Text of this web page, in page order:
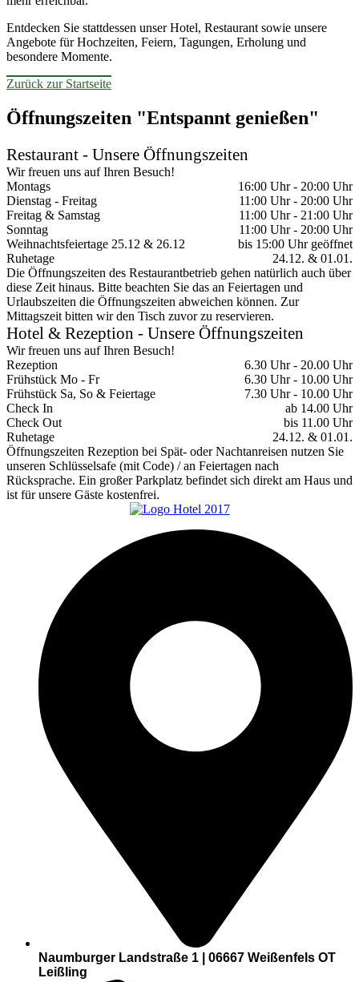
Entdecken Sie stattdessen unser Hotel, Restaurant sowie unsere
Angebote für Hochzeiten, Feiern, Tagungen, Erholung und
besondere Momente.
Zurück zur Startseite
Öffnungszeiten "Entspannt genießen"
Restaurant - Unsere Öffnungszeiten
Wir freuen uns auf Ihren Besuch!
Montags
16:00 Uhr - 20:00 Uhr
Dienstag - Freitag
11:00 Uhr - 20:00 Uhr
Freitag & Samstag
11:00 Uhr - 21:00 Uhr
Sonntag
11:00 Uhr - 20:00 Uhr
Weihnachtsfeiertage 25.12 & 26.12
bis 15:00 Uhr geöffnet
Ruhetage
24.12. & 01.01.
Die Öffnungszeiten des Restaurantbetrieb gehen natürlich auch über
diese Zeit hinaus. Bitte beachten Sie das an Feiertagen und
Urlaubszeiten die Öffnungszeiten abweichen können. Zur
Mittagszeit bitten wir den Tisch zuvor zu reservieren.
Hotel & Rezeption - Unsere Öffnungszeiten
Wir freuen uns auf Ihren Besuch!
Rezeption
6.30 Uhr - 20.00 Uhr
Frühstück Mo - Fr
6.30 Uhr - 10.00 Uhr
Frühstück Sa, So & Feiertage
7.30 Uhr - 10.00 Uhr
Check In
ab 14.00 Uhr
Check Out
bis 11.00 Uhr
Ruhetage
24.12. & 01.01.
Öffnungszeiten Rezeption bei Spät- oder Nachtanreisen nutzen Sie
unseren Schlüsselsafe (mit Code) / an Feiertagen nach
Rücksprache. Ein großer Parkplatz befindet sich direkt am Haus und
ist für unsere Gäste kostenfrei.
Naumburger Landstraße 1 | 06667 Weißenfels OT
Leißling